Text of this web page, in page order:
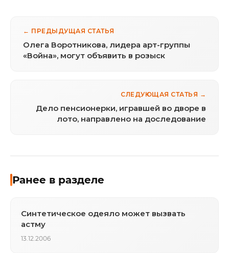
← ПРЕДЫДУЩАЯ СТАТЬЯ
Олега Воротникова, лидера арт-группы
«Война», могут объявить в розыск
СЛЕДУЮЩАЯ СТАТЬЯ →
Дело пенсионерки, игравшей во дворе в
лото, направлено на доследование
Ранее в разделе
Синтетическое одеяло может вызвать
астму
13.12.2006